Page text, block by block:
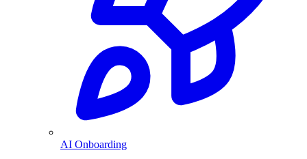
AI Onboarding